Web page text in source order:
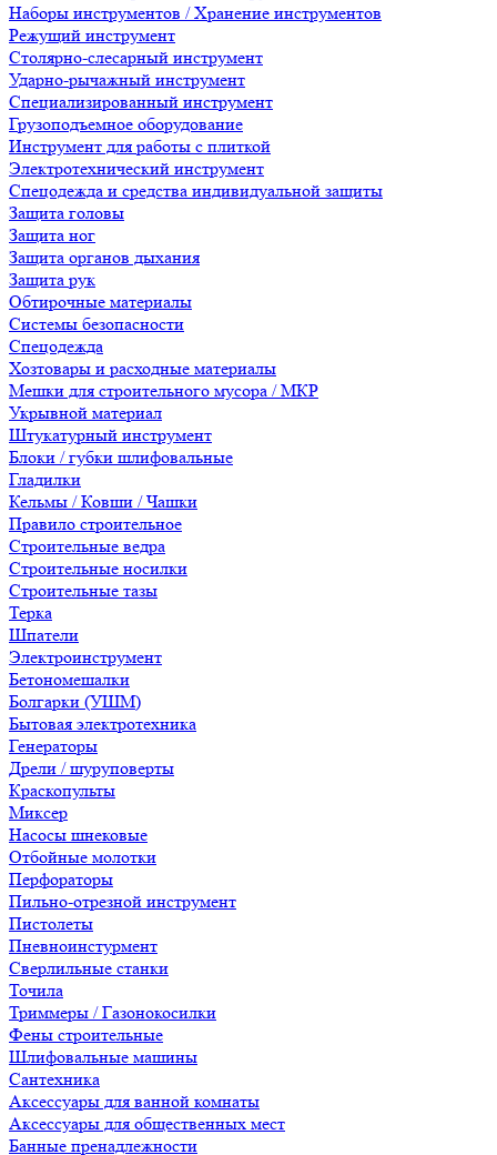
Наборы инструментов / Хранение инструментов
Режущий инструмент
Столярно-слесарный инструмент
Ударно-рычажный инструмент
Специализированный инструмент
Грузоподъемное оборудование
Инструмент для работы с плиткой
Электротехнический инструмент
Спецодежда и средства индивидуальной защиты
Защита головы
Защита ног
Защита органов дыхания
Защита рук
Обтирочные материалы
Системы безопасности
Спецодежда
Хозтовары и расходные материалы
Мешки для строительного мусора / МКР
Укрывной материал
Штукатурный инструмент
Блоки / губки шлифовальные
Гладилки
Кельмы / Ковши / Чашки
Правило строительное
Строительные ведра
Строительные носилки
Строительные тазы
Терка
Шпатели
Электроинструмент
Бетономешалки
Болгарки (УШМ)
Бытовая электротехника
Генераторы
Дрели / шуруповерты
Краскопульты
Миксер
Насосы шнековые
Отбойные молотки
Перфораторы
Пильно-отрезной инструмент
Пистолеты
Пневноинстурмент
Сверлильные станки
Точила
Триммеры / Газонокосилки
Фены строительные
Шлифовальные машины
Сантехника
Аксессуары для ванной комнаты
Аксессуары для общественных мест
Банные пренадлежности